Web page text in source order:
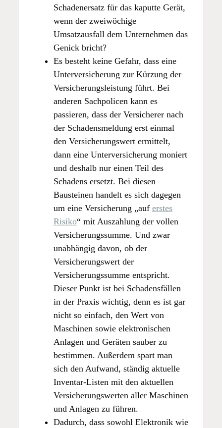
Schadenersatz für das kaputte Gerät,
wenn der zweiwöchige
Umsatzausfall dem Unternehmen das
Genick bricht?
Es besteht keine Gefahr, dass eine
Unterversicherung zur Kürzung der
Versicherungsleistung führt. Bei
anderen Sachpolicen kann es
passieren, dass der Versicherer nach
der Schadensmeldung erst einmal
den Versicherungswert ermittelt,
dann eine Unterversicherung moniert
und deshalb nur einen Teil des
Schadens ersetzt. Bei diesen
Bausteinen handelt es sich dagegen
um eine Versicherung „auf erstes
Risiko“ mit Auszahlung der vollen
Versicherungssumme. Und zwar
unabhängig davon, ob der
Versicherungswert der
Versicherungssumme entspricht.
Dieser Punkt ist bei Schadensfällen
in der Praxis wichtig, denn es ist gar
nicht so einfach, den Wert von
Maschinen sowie elektronischen
Anlagen und Geräten sauber zu
bestimmen. Außerdem spart man
sich den Aufwand, ständig aktuelle
Inventar-Listen mit den aktuellen
Versicherungswerten aller Maschinen
und Anlagen zu führen.
Dadurch, dass sowohl Elektronik wie